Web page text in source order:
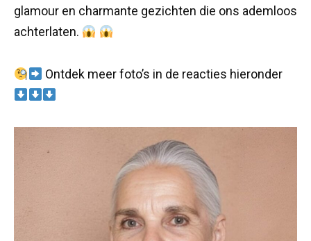
glamour en charmante gezichten die ons ademloos
achterlaten.
Ontdek meer foto’s in de reacties hieronder